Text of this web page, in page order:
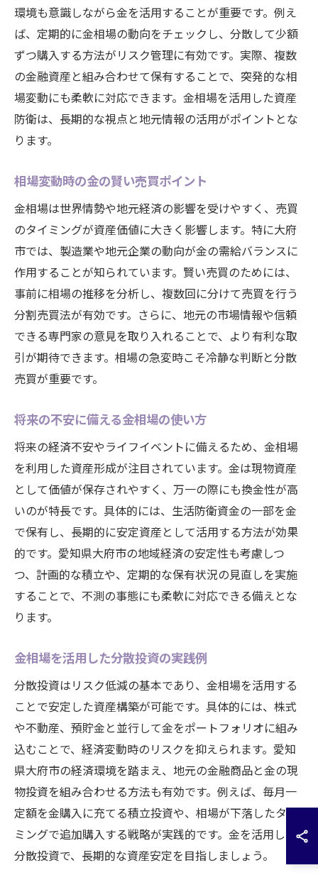
環境も意識しながら金を活用することが重要です。例え
ば、定期的に金相場の動向をチェックし、分散して少額
ずつ購入する方法がリスク管理に有効です。実際、複数
の金融資産と組み合わせて保有することで、突発的な相
場変動にも柔軟に対応できます。金相場を活用した資産
防衛は、長期的な視点と地元情報の活用がポイントとな
ります。
相場変動時の金の賢い売買ポイント
金相場は世界情勢や地元経済の影響を受けやすく、売買
のタイミングが資産価値に大きく影響します。特に大府
市では、製造業や地元企業の動向が金の需給バランスに
作用することが知られています。賢い売買のためには、
事前に相場の推移を分析し、複数回に分けて売買を行う
分割売買法が有効です。さらに、地元の市場情報や信頼
できる専門家の意見を取り入れることで、より有利な取
引が期待できます。相場の急変時こそ冷静な判断と分散
売買が重要です。
将来の不安に備える金相場の使い方
将来の経済不安やライフイベントに備えるため、金相場
を利用した資産形成が注目されています。金は現物資産
として価値が保存されやすく、万一の際にも換金性が高
いのが特長です。具体的には、生活防衛資金の一部を金
で保有し、長期的に安定資産として活用する方法が効果
的です。愛知県大府市の地域経済の安定性も考慮しつ
つ、計画的な積立や、定期的な保有状況の見直しを実施
することで、不測の事態にも柔軟に対応できる備えとな
ります。
金相場を活用した分散投資の実践例
分散投資はリスク低減の基本であり、金相場を活用する
ことで安定した資産構築が可能です。具体的には、株式
や不動産、預貯金と並行して金をポートフォリオに組み
込むことで、経済変動時のリスクを抑えられます。愛知
県大府市の経済環境を踏まえ、地元の金融商品と金の現
物投資を組み合わせる方法も有効です。例えば、毎月一
定額を金購入に充てる積立投資や、相場が下落したタイ
ミングで追加購入する戦略が実践的です。金を活用した
分散投資で、長期的な資産安定を目指しましょう。